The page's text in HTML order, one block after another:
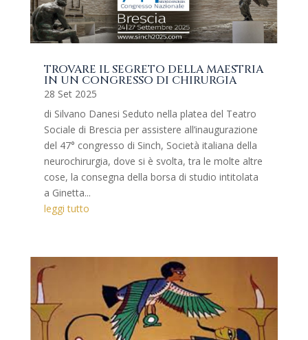
TROVARE IL SEGRETO DELLA MAESTRIA
IN UN CONGRESSO DI CHIRURGIA
28 Set 2025
di Silvano Danesi Seduto nella platea del Teatro
Sociale di Brescia per assistere all’inaugurazione
del 47° congresso di Sinch, Società italiana della
neurochirurgia, dove si è svolta, tra le molte altre
cose, la consegna della borsa di studio intitolata
a Ginetta...
leggi tutto